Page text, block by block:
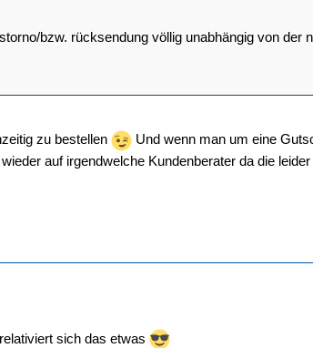
bzw. rücksendung völlig unabhängig von der
zu bestellen
Und wenn man um eine
auf irgendwelche Kundenberater da die
sich das etwas